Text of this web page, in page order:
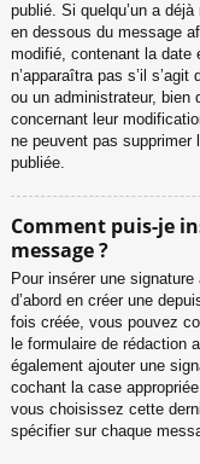
publié. Si quelqu’un a
en dessous du message
modifié, contenant la date
n’apparaîtra pas s’il
ou un administrateur, bien
concernant leur
ne peuvent pas supprimer
publiée.
Comment puis-je
message ?
Pour insérer une
d’abord en créer une
fois créée, vous pouvez
le formulaire de rédaction
également ajouter une
cochant la case
vous choisissez cette
spécifier sur chaque